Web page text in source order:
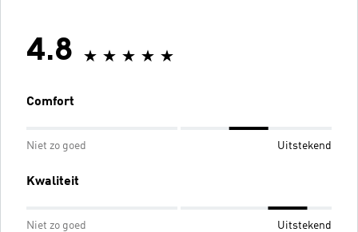
4.8
Comfort
Niet zo goed Uitstekend
Kwaliteit
Niet zo goed Uitstekend